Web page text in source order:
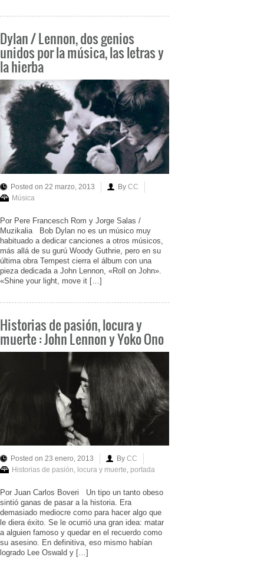
Dylan / Lennon, dos genios
unidos por la música, las letras y
la hierba
Posted on 22 marzo, 2013 By CC
Música
Por Pere Francesch Rom y Jorge Salas /
Muzikalia Bob Dylan no es un músico muy
habituado a dedicar canciones a otros músicos,
más allá de su gurú Woody Guthrie, pero en su
última obra Tempest cierra el álbum con una
pieza dedicada a John Lennon, «Roll on John».
«Shine your light, move it […]
Historias de pasión, locura y
muerte : John Lennon y Yoko Ono
Posted on 23 enero, 2013 By CC
Historias de pasión, locura y muerte, portada
Por Juan Carlos Boveri Un tipo un tanto obeso
sintió ganas de pasar a la historia. Era
demasiado mediocre como para hacer algo que
le diera éxito. Se le ocurrió una gran idea: matar
a alguien famoso y quedar en el recuerdo como
su asesino. En definitiva, eso mismo habían
logrado Lee Oswald y […]